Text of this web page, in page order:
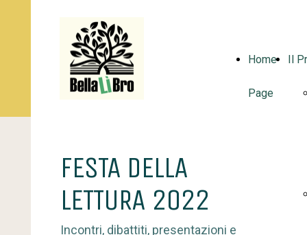
Home
Page
Il
Incontri, dibattiti, presentazioni e
FESTA DELLA
LETTURA 2022